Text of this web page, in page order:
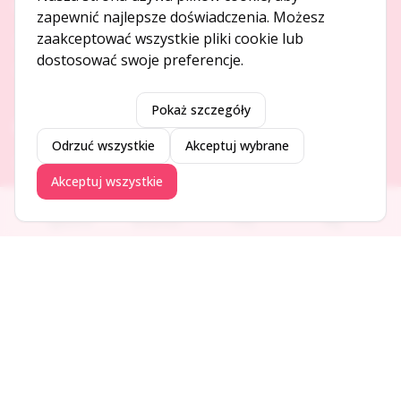
O NAS
O serwisie
Kontakt
DODAJ I PROMUJ
Dodaj ogłoszenie
Dodaj firmę
Promuj ogłoszenie
Ogłoszenia Aktualności Firmy Blog
zapewnić najlepsze doświadczenia. Możesz
zaakceptować wszystkie pliki cookie lub
dostosować swoje preferencje.
Pokaż szczegóły
Odrzuć wszystkie Akceptuj wybrane
Akceptuj wszystkie